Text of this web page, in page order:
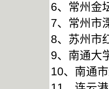
6、常州金
7、常州市
8、苏州市
9、南通大
10、南通